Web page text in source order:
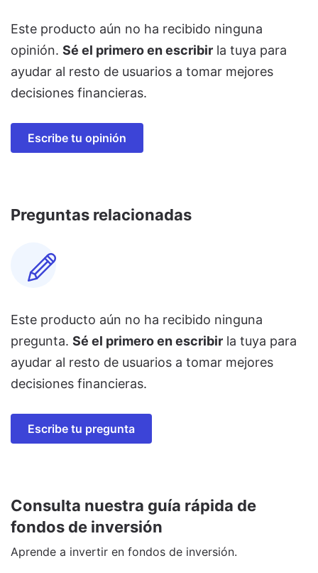
Este producto aún no ha recibido ninguna
opinión. Sé el primero en escribir la tuya para
ayudar al resto de usuarios a tomar mejores
decisiones financieras.
Escribe tu opinión
Preguntas relacionadas
Este producto aún no ha recibido ninguna
pregunta. Sé el primero en escribir la tuya para
ayudar al resto de usuarios a tomar mejores
decisiones financieras.
Escribe tu pregunta
Consulta nuestra guía rápida de
fondos de inversión
Aprende a invertir en fondos de inversión.